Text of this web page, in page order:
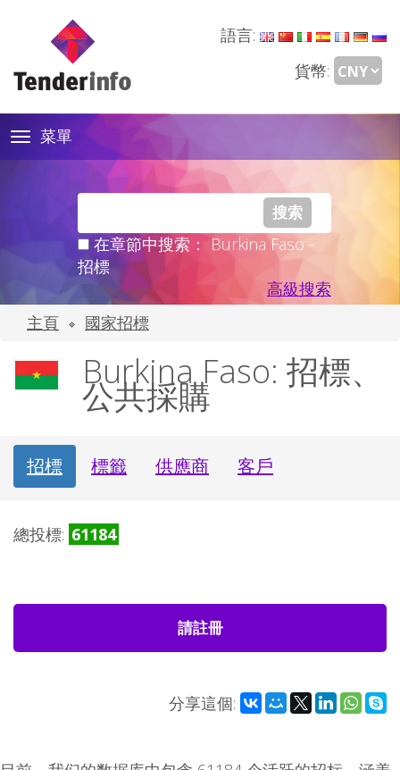
語言:
貨幣:
Toggle
navigation
菜單
在章節中搜索： Burkina Faso -
招標
高級搜索
主頁
國家招標
Burkina Faso: 招標、
公共採購
招標 標籤 供應商 客戶
總投標: 61184
請註冊
分享這個: